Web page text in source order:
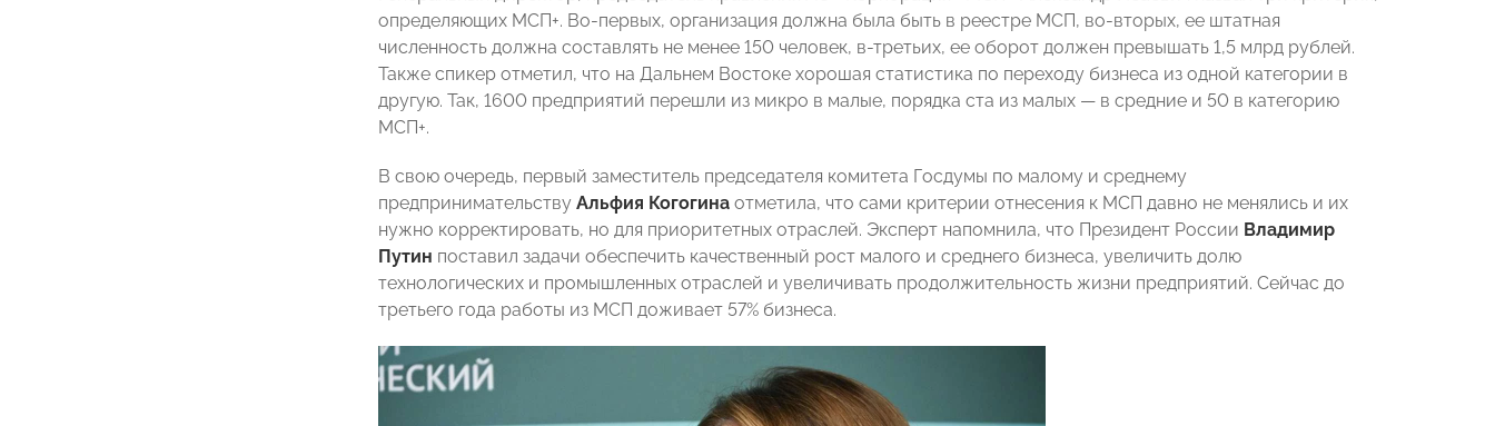
определяющих МСП+. Во-первых, организация должна была быть в реестре МСП, во-вторых, ее штатная
численность должна составлять не менее 150 человек, в-третьих, ее оборот должен превышать 1,5 млрд рублей.
Также спикер отметил, что на Дальнем Востоке хорошая статистика по переходу бизнеса из одной категории в
другую. Так, 1600 предприятий перешли из микро в малые, порядка ста из малых — в средние и 50 в категорию
МСП+.
В свою очередь, первый заместитель председателя комитета Госдумы по малому и среднему
предпринимательству Альфия Когогина отметила, что сами критерии отнесения к МСП давно не менялись и их
нужно корректировать, но для приоритетных отраслей. Эксперт напомнила, что Президент России Владимир
Путин поставил задачи обеспечить качественный рост малого и среднего бизнеса, увеличить долю
технологических и промышленных отраслей и увеличивать продолжительность жизни предприятий. Сейчас до
третьего года работы из МСП доживает 57% бизнеса.